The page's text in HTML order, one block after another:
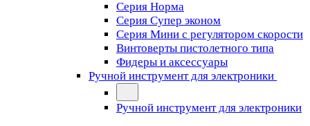
Серия Норма
Серия Cупер эконом
Серия Мини с регулятором скорости
Винтоверты пистолетного типа
Фидеры и аксессуары
Ручной инструмент для электроники
Ручной инструмент для электроники